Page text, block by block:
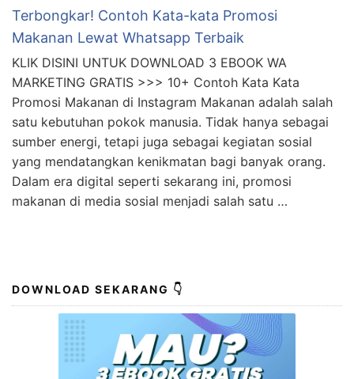
Terbongkar! Contoh Kata-kata Promosi
Makanan Lewat Whatsapp Terbaik
KLIK DISINI UNTUK DOWNLOAD 3 EBOOK WA
MARKETING GRATIS >>> 10+ Contoh Kata Kata
Promosi Makanan di Instagram Makanan adalah salah
satu kebutuhan pokok manusia. Tidak hanya sebagai
sumber energi, tetapi juga sebagai kegiatan sosial
yang mendatangkan kenikmatan bagi banyak orang.
Dalam era digital seperti sekarang ini, promosi
makanan di media sosial menjadi salah satu …
DOWNLOAD SEKARANG 👇